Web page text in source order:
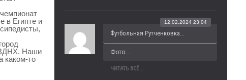
в Египте и
ВДНХ. Наши
каком-то
Футбольная Рутченковка...
12.02.2024 23:04
Фото:...
ЧИТАТЬ ВСЁ...